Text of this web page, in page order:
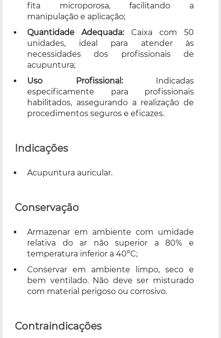
fita microporosa, facilitando a
manipulação e aplicação;
Quantidade Adequada:Caixa com 50
unidades, ideal para atender às
necessidades dos profissionais de
acupuntura;
Uso Profissional:Indicadas
especificamente para profissionais
habilitados, assegurando a realização de
procedimentos seguros e eficazes.
Indicações
Acupuntura auricular.
Conservação
Armazenar em ambiente com umidade
relativa do ar não superior a 80% e
temperatura inferior a 40ºC;
Conservar em ambiente limpo, seco e
bem ventilado. Não deve ser misturado
com material perigoso ou corrosivo.
Contraindicações